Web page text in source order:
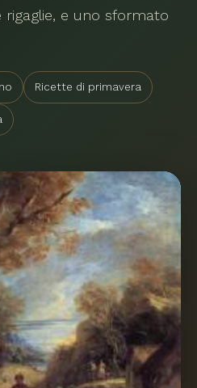
rigaglie, e uno sformato
Ricette di primavera